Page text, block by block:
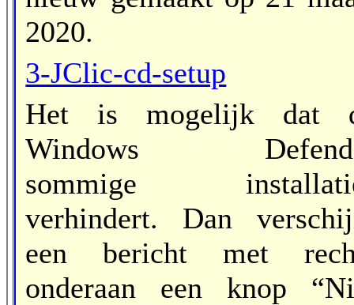
2020.
3-JClic-cd-setup
Het is mogelijk dat
Windows
sommige
verhindert. Dan
een bericht met
onderaan een knop